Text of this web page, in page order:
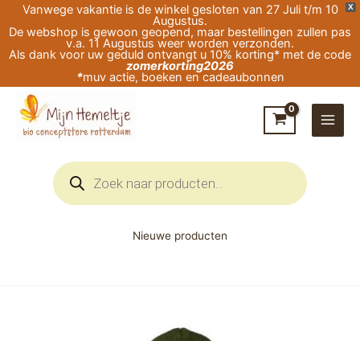
X
Vanwege vakantie is de winkel gesloten van 27 Juli t/m 10
Augustus.
De webshop is gewoon geopend, maar bestellingen zullen pas
v.a. 11 Augustus weer worden verzonden.
Als dank voor uw geduld ontvangt u 10% korting* met de code
zomerkorting2026
*muv actie, boeken en cadeaubonnen
naar
de
Producten
zoeken
Nieuwe producten
Prijsklasse: